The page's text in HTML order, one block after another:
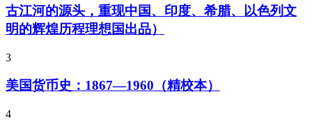
古江河的源头，重现中国、印度、希腊、以色列文
明的辉煌历程理想国出品）
3
美国货币史：1867—1960（精校本）
4